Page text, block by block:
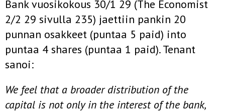
Bank vuosikokous 30/1 29 (The Economist
2/2 29 sivulla 235) jaettiin pankin 20
punnan osakkeet (puntaa 5 paid) into
puntaa 4 shares (puntaa 1 paid). Tenant
sanoi:
We feel that a broader distribution of the
capital is not only in the interest of the bank,